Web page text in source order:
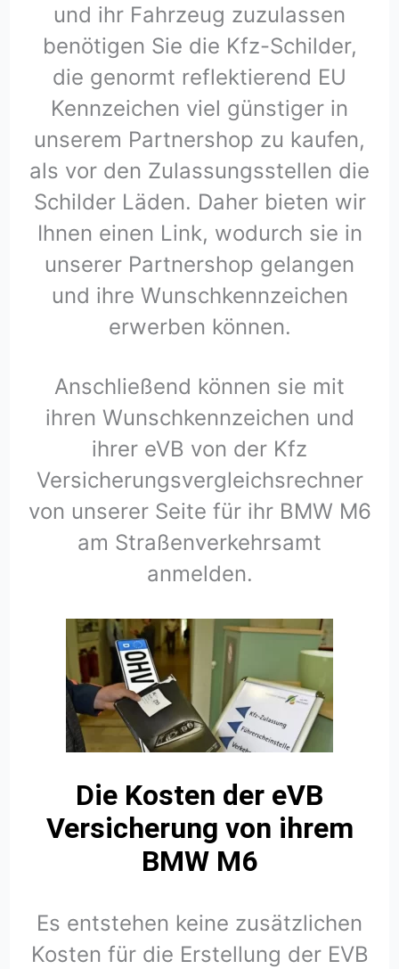
und ihr Fahrzeug zuzulassen
benötigen Sie die Kfz-Schilder,
die genormt reflektierend EU
Kennzeichen viel günstiger in
unserem Partnershop zu kaufen,
als vor den Zulassungsstellen die
Schilder Läden. Daher bieten wir
Ihnen einen Link, wodurch sie in
unserer Partnershop gelangen
und ihre Wunschkennzeichen
erwerben können.
Anschließend können sie mit
ihren Wunschkennzeichen und
ihrer eVB von der Kfz
Versicherungsvergleichsrechner
von unserer Seite für ihr BMW M6
am Straßenverkehrsamt
anmelden.
Die Kosten der eVB
Versicherung von ihrem
BMW M6
Es entstehen keine zusätzlichen
Kosten für die Erstellung der EVB